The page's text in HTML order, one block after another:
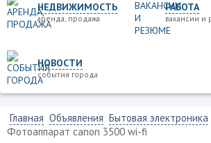
НЕДВИЖИМОСТЬ
аренда, продажа
РАБОТА
вакансии и
НОВОСТИ
события города
Главная Объявления Бытовая электроника
Фотоаппарат canon 3500 wi-fi